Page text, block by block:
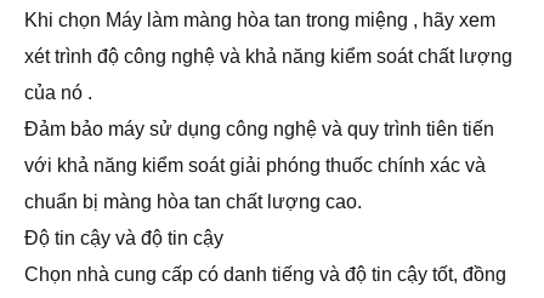
Khi chọn Máy làm màng hòa tan trong miệng , hãy xem
xét trình độ công nghệ và khả năng kiểm soát chất lượng
của nó .
Đảm bảo máy sử dụng công nghệ và quy trình tiên tiến
với khả năng kiểm soát giải phóng thuốc chính xác và
chuẩn bị màng hòa tan chất lượng cao.
Độ tin cậy và độ tin cậy
Chọn nhà cung cấp có danh tiếng và độ tin cậy tốt, đồng